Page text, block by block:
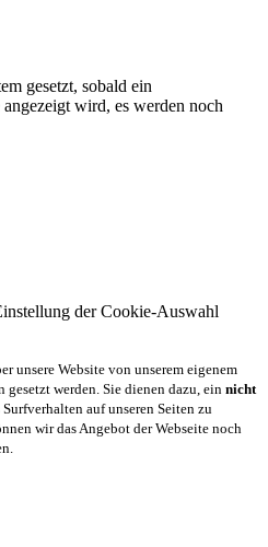
gesetzt, sobald ein
wird, es werden noch
der Cookie-Auswahl
unsere Website von unserem eigenem
werden. Sie dienen dazu, ein nicht
auf unseren Seiten zu
wir das Angebot der Webseite noch